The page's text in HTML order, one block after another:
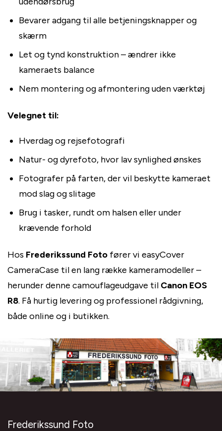
Bevarer adgang til alle betjeningsknapper og
skærm
Let og tynd konstruktion – ændrer ikke
kameraets balance
Nem montering og afmontering uden værktøj
Velegnet til:
Hverdag og rejsefotografi
Natur- og dyrefoto, hvor lav synlighed ønskes
Fotografer på farten, der vil beskytte kameraet
mod slag og slitage
Brug i tasker, rundt om halsen eller under
krævende forhold
Hos Frederikssund Foto fører vi easyCover
CameraCase til en lang række kameramodeller –
herunder denne camouflageudgave til Canon EOS
R8. Få hurtig levering og professionel rådgivning,
både online og i butikken.
Frederikssund Foto